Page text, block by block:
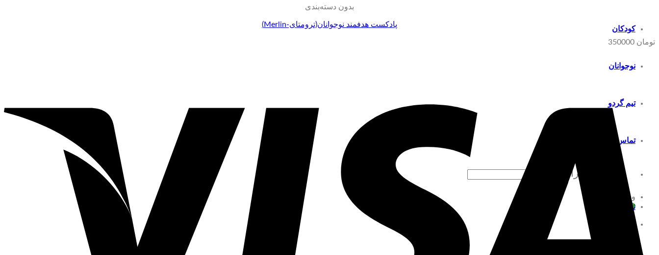
کودکان
نوجوانان
تیم گردو
تماس با ما
جستجو برای:
ورود
ثبت نام
بدون دسته‌بندی
پادکست هدفمند نوجوانان(ترومتای-Merlin)
تومان